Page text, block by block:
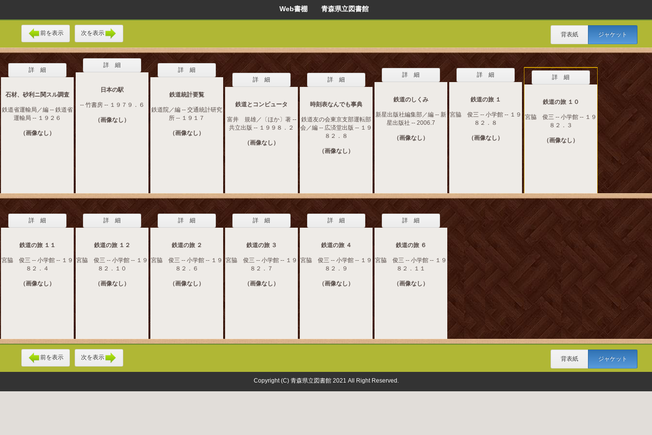
Web書棚 青森県立図書館
前を表示 次を表示 背表紙 ジャケット
詳 細
石材、砂利ニ関スル調査
鉄道省運輸局／編 -- 鉄道省
運輸局 -- １９２６
（画像なし）
詳 細
日本の駅
-- 竹書房 -- １９７９．６
（画像なし）
詳 細
鉄道統計要覧
鉄道院／編 -- 交通統計研究
所 -- １９１７
（画像なし）
詳 細
鉄道とコンピュータ
富井 規雄／〔ほか〕著 --
共立出版 -- １９９８．２
（画像なし）
詳 細
時刻表なんでも事典
鉄道友の会東京支部運転部
会／編 -- 広済堂出版 -- １９
８２．８
（画像なし）
詳 細
鉄道のしくみ
新星出版社編集部／編 -- 新
星出版社 -- 2006.7
（画像なし）
詳 細
鉄道の旅 １
宮脇 俊三 -- 小学館 -- １９
８２．８
（画像なし）
詳 細
鉄道の旅 １０
宮脇 俊三 -- 小学館 -- １９
８２．３
（画像なし）
詳 細
鉄道の旅 １１
宮脇 俊三 -- 小学館 -- １９
８２．４
（画像なし）
詳 細
鉄道の旅 １２
宮脇 俊三 -- 小学館 -- １９
８２．１０
（画像なし）
詳 細
鉄道の旅 ２
宮脇 俊三 -- 小学館 -- １９
８２．６
（画像なし）
詳 細
鉄道の旅 ３
宮脇 俊三 -- 小学館 -- １９
８２．７
（画像なし）
詳 細
鉄道の旅 ４
宮脇 俊三 -- 小学館 -- １９
８２．９
（画像なし）
詳 細
鉄道の旅 ６
宮脇 俊三 -- 小学館 -- １９
８２．１１
（画像なし）
前を表示 次を表示 背表紙 ジャケット
Copyright (C) 青森県立図書館 2021 All Right Reserved.